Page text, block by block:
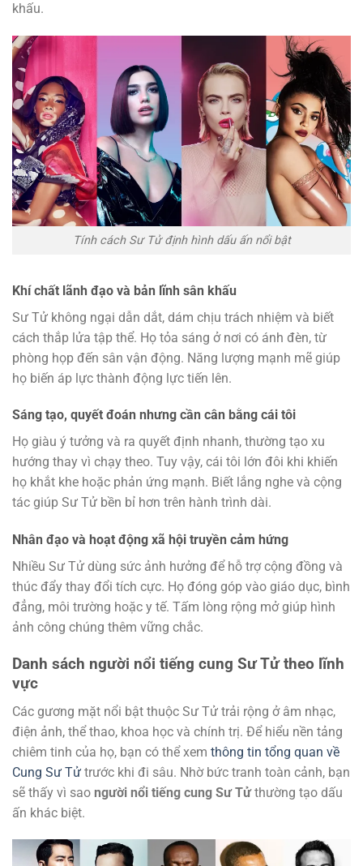
khấu.
Tính cách Sư Tử định hình dấu ấn nổi bật
Khí chất lãnh đạo và bản lĩnh sân khấu
Sư Tử không ngại dẫn dắt, dám chịu trách nhiệm và biết
cách thắp lửa tập thể. Họ tỏa sáng ở nơi có ánh đèn, từ
phòng họp đến sân vận động. Năng lượng mạnh mẽ giúp
họ biến áp lực thành động lực tiến lên.
Sáng tạo, quyết đoán nhưng cần cân bằng cái tôi
Họ giàu ý tưởng và ra quyết định nhanh, thường tạo xu
hướng thay vì chạy theo. Tuy vậy, cái tôi lớn đôi khi khiến
họ khắt khe hoặc phản ứng mạnh. Biết lắng nghe và cộng
tác giúp Sư Tử bền bỉ hơn trên hành trình dài.
Nhân đạo và hoạt động xã hội truyền cảm hứng
Nhiều Sư Tử dùng sức ảnh hưởng để hỗ trợ cộng đồng và
thúc đẩy thay đổi tích cực. Họ đóng góp vào giáo dục, bình
đẳng, môi trường hoặc y tế. Tấm lòng rộng mở giúp hình
ảnh công chúng thêm vững chắc.
Danh sách người nổi tiếng cung Sư Tử theo lĩnh
vực
Các gương mặt nổi bật thuộc Sư Tử trải rộng ở âm nhạc,
điện ảnh, thể thao, khoa học và chính trị. Để hiểu nền tảng
chiêm tinh của họ, bạn có thể xem thông tin tổng quan về
Cung Sư Tử trước khi đi sâu. Nhờ bức tranh toàn cảnh, bạn
sẽ thấy vì sao người nổi tiếng cung Sư Tửthường tạo dấu
ấn khác biệt.